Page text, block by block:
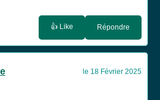
👍 Like Répondre
le 18 Février 2025